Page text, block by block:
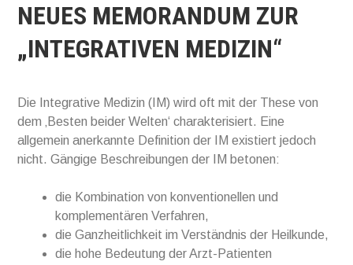
NEUES MEMORANDUM ZUR
„INTEGRATIVEN MEDIZIN“
Die Integrative Medizin (IM) wird oft mit der These von
dem ‚Besten beider Welten‘ charakterisiert. Eine
allgemein anerkannte Definition der IM existiert jedoch
nicht. Gängige Beschreibungen der IM betonen:
die Kombination von konventionellen und
komplementären Verfahren,
die Ganzheitlichkeit im Verständnis der Heilkunde,
die hohe Bedeutung der Arzt-Patienten